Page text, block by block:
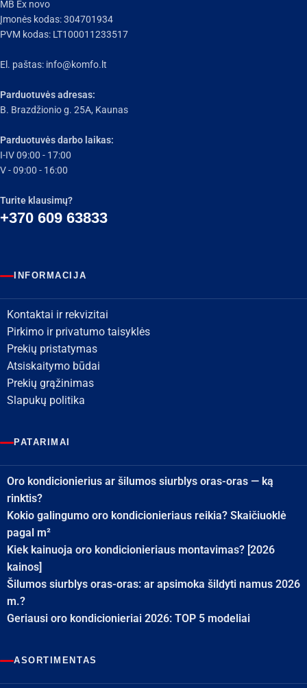
MB Ex novo
Įmonės kodas: 304701934
PVM kodas: LT100011233517
El. paštas: info@komfo.lt
Parduotuvės adresas:
B. Brazdžionio g. 25A, Kaunas
Parduotuvės darbo laikas:
I-IV 09:00 - 17:00
V - 09:00 - 16:00
Turite klausimų?
+370 609 63833
INFORMACIJA
Kontaktai ir rekvizitai
Pirkimo ir privatumo taisyklės
Prekių pristatymas
Atsiskaitymo būdai
Prekių grąžinimas
Slapukų politika
PATARIMAI
Oro kondicionierius ar šilumos siurblys oras-oras — ką
rinktis?
Kokio galingumo oro kondicionieriaus reikia? Skaičiuoklė
pagal m²
Kiek kainuoja oro kondicionieriaus montavimas? [2026
kainos]
Šilumos siurblys oras-oras: ar apsimoka šildyti namus 2026
m.?
Geriausi oro kondicionieriai 2026: TOP 5 modeliai
ASORTIMENTAS